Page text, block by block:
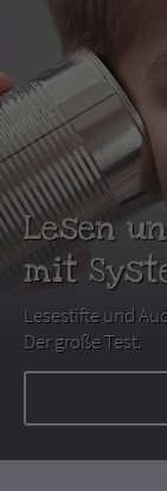
Lesen
mit
Lesestifte und
Der große Test.